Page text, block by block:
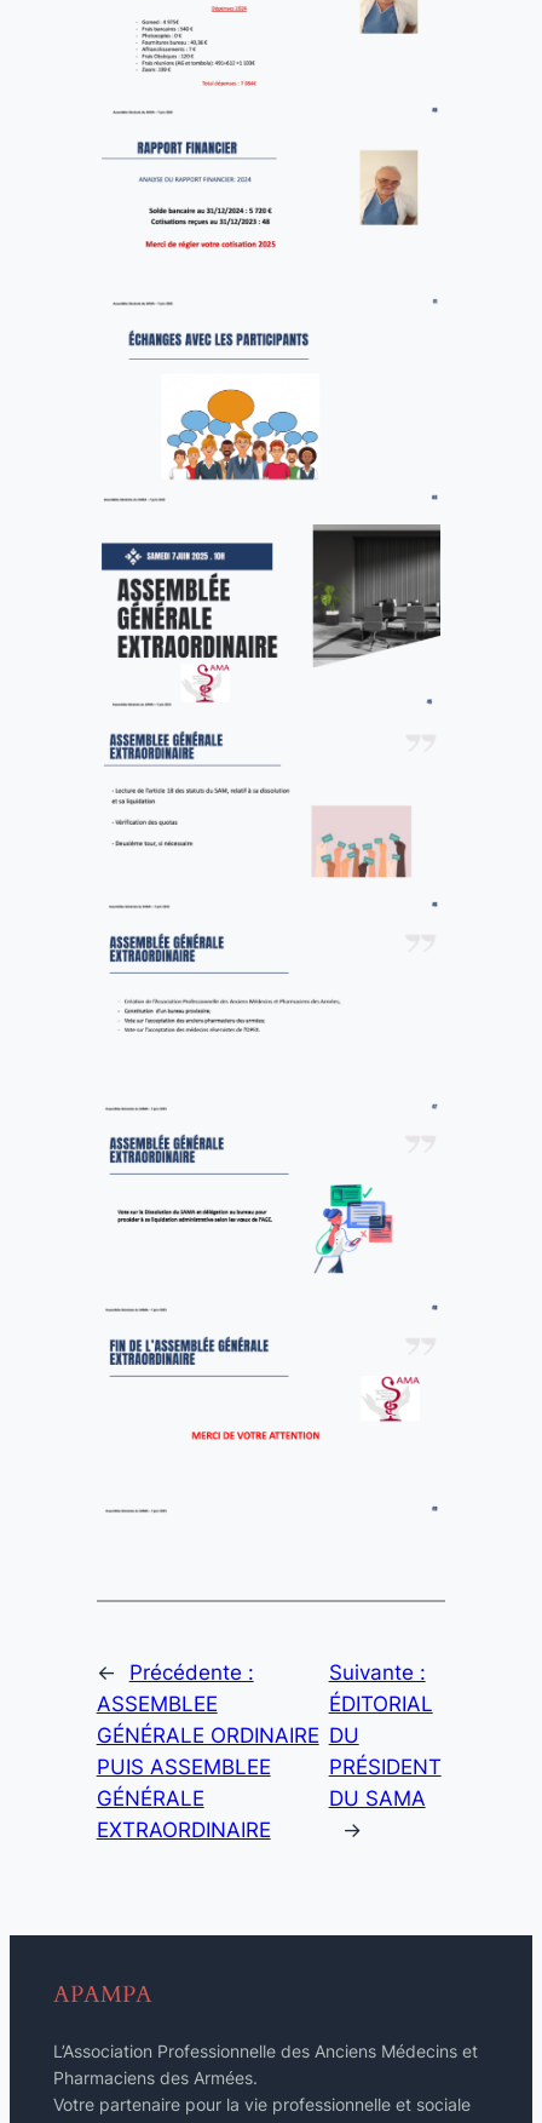
←
Précédente :
ASSEMBLEE
GÉNÉRALE ORDINAIRE
PUIS ASSEMBLEE
GÉNÉRALE
EXTRAORDINAIRE
Suivante :
ÉDITORIAL
DU
PRÉSIDENT
DU SAMA
→
APAMPA
L’Association Professionnelle des Anciens Médecins et
Pharmaciens des Armées.
Votre partenaire pour la vie professionnelle et sociale